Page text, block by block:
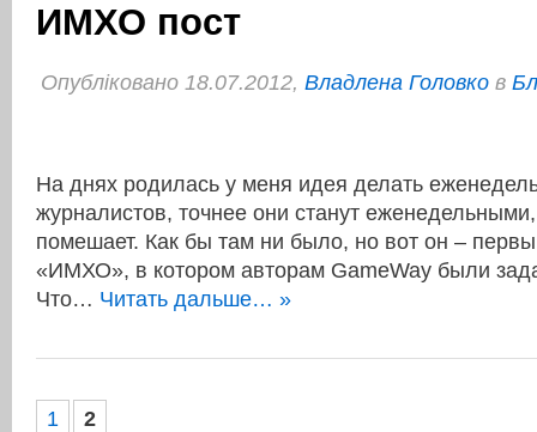
ИМХО пост
Опубліковано 18.07.2012, Владлена Головко в
На днях родилась у меня идея делать
журналистов, точнее они станут
помешает. Как бы там ни было, но вот он –
«ИМХО», в котором авторам GameWay были
Что… Читать дальше… »
1 2